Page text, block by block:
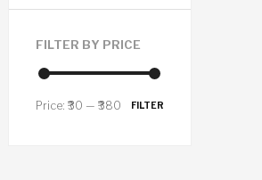
FILTER BY PRICE
FILTER
Price: ₹30 — ₹380